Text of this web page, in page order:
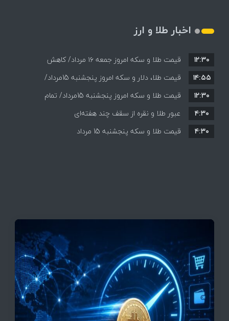
اخبار طلا و ارز
قیمت طلا و سکه امروز جمعه ۱۶ مرداد/ کاهش
قیمت ها+ جدول و جزییات
۱۲:۳۰
قیمت طلا، دلار و سکه امروز پنجشنبه 15مرداد/
افزایش قیمت ها + جدول
۱۴:۵۵
قیمت طلا و سکه امروز پنجشنبه 15مرداد/ تمام
قیمت ها بر مدار افزایش + جدول
۱۲:۳۰
عبور طلا و نقره از سقف چند هفته‌ای
۴:۳۰
قیمت طلا و سکه پنجشنبه 15 مرداد
۴:۳۰